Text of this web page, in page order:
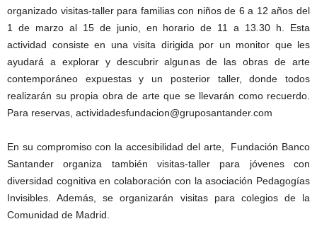
organizado visitas-taller para familias con niños de 6 a 12 años del
1 de marzo al 15 de junio, en horario de 11 a 13.30 h. Esta
actividad consiste en una visita dirigida por un monitor que les
ayudará a explorar y descubrir algunas de las obras de arte
contemporáneo expuestas y un posterior taller, donde todos
realizarán su propia obra de arte que se llevarán como recuerdo.
Para reservas, actividadesfundacion@gruposantander.com
En su compromiso con la accesibilidad del arte, Fundación Banco
Santander organiza también visitas-taller para jóvenes con
diversidad cognitiva en colaboración con la asociación Pedagogías
Invisibles. Además, se organizarán visitas para colegios de la
Comunidad de Madrid.